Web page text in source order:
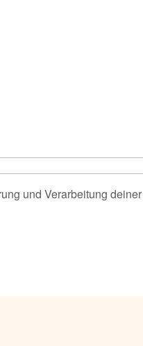
und Verarbeitung